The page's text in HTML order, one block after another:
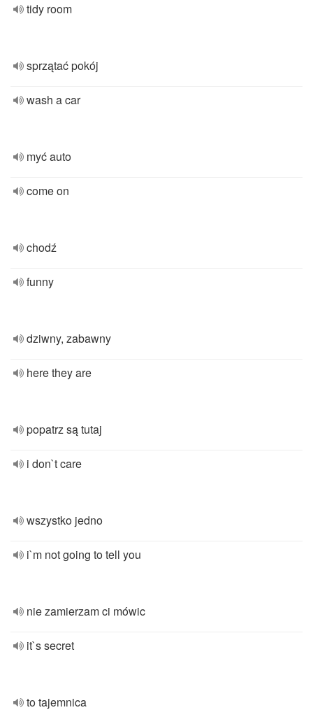
tidy room
sprzątać pokój
wash a car
myć auto
come on
chodź
funny
dziwny, zabawny
here they are
popatrz są tutaj
i don`t care
wszystko jedno
i`m not going to tell you
nie zamierzam ci mówic
it`s secret
to tajemnica